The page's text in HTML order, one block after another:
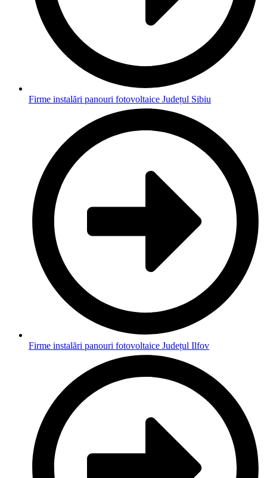
Firme instalări panouri fotovoltaice Județul Sibiu
Firme instalări panouri fotovoltaice Județul Ilfov